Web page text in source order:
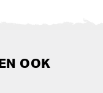
OOK